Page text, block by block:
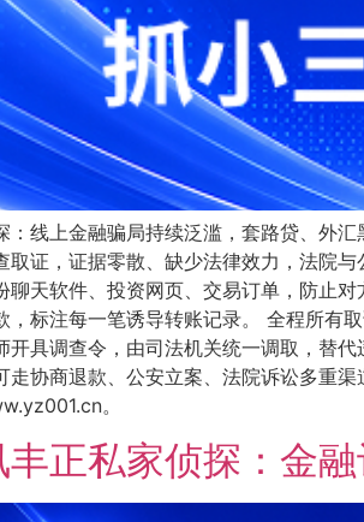
：线上金融骗局持续泛滥，套路贷、外
取证，证据零散、缺少法律效力，法院
聊天软件、投资网页、交易订单，防止
，标注每一笔诱导转账记录。 全程所有
开具调查令，由司法机关统一调取，替
走协商退款、公安立案、法院诉讼多重
。
丰正私家侦探：金